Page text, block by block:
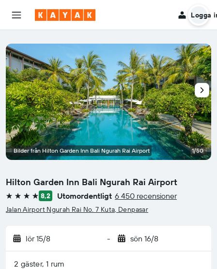
Logga
Hilton Garden Inn Bali Ngurah Rai Airport
4 stjärnor 8,2 Utomordentligt 6 450 recensioner
Jalan Airport Ngurah Rai No. 7 Kuta, Denpasar
lör 15/8 - sön 16/8
2 gäster, 1 rum
Bilder från Hilton Garden Inn Bali Ngurah Rai Airport 1/50